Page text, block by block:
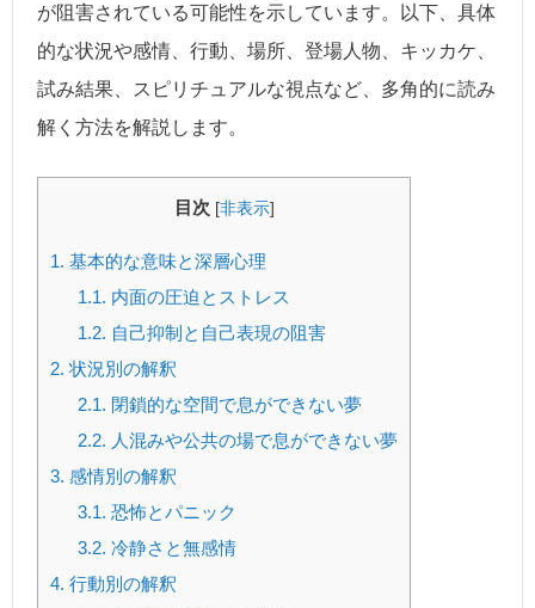
が阻害されている可能性を示しています。以下、具体
的な状況や感情、行動、場所、登場人物、キッカケ、
試み結果、スピリチュアルな視点など、多角的に読み
解く方法を解説します。
目次 [非表示]
1. 基本的な意味と深層心理
1.1. 内面の圧迫とストレス
1.2. 自己抑制と自己表現の阻害
2. 状況別の解釈
2.1. 閉鎖的な空間で息ができない夢
2.2. 人混みや公共の場で息ができない夢
3. 感情別の解釈
3.1. 恐怖とパニック
3.2. 冷静さと無感情
4. 行動別の解釈